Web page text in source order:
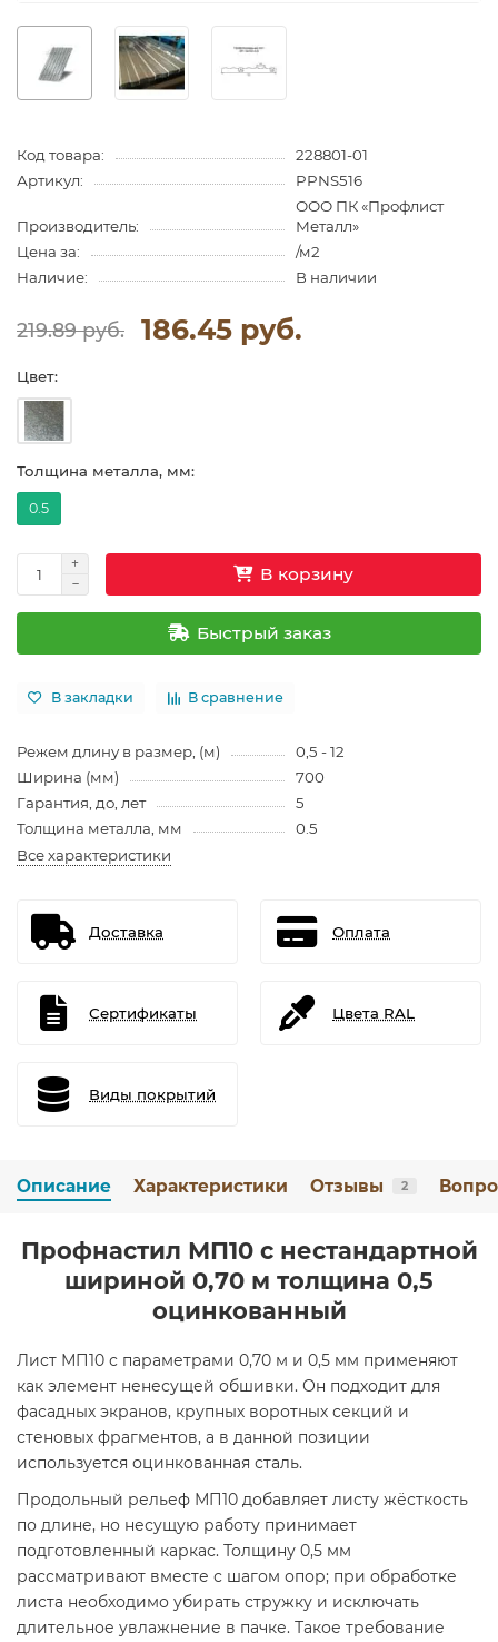
Код товара:
228801-01
Артикул:
PPNS516
Производитель:
ООО ПК «Профлист
Металл»
Цена за:
/м2
Наличие:
В наличии
219.89 руб. 186.45 руб.
Цвет:
Толщина металла, мм:
0.5
В корзину
Быстрый заказ
В закладки В сравнение
Режем длину в размер, (м)
0,5 - 12
Ширина (мм)
700
Гарантия, до, лет
5
Толщина металла, мм
0.5
Все характеристики
Доставка Оплата
Сертификаты Цвета RAL
Виды покрытий
Описание Характеристики Отзывы 2
Профнастил МП10 с нестандартной
шириной 0,70 м толщина 0,5
оцинкованный
Лист МП10 с параметрами 0,70 м и 0,5 мм применяют
как элемент ненесущей обшивки. Он подходит для
фасадных экранов, крупных воротных секций и
стеновых фрагментов, а в данной позиции
используется оцинкованная сталь.
Продольный рельеф МП10 добавляет листу жёсткость
по длине, но несущую работу принимает
подготовленный каркас. Толщину 0,5 мм
рассматривают вместе с шагом опор; при обработке
листа необходимо убирать стружку и исключать
длительное увлажнение в пачке. Такое требование